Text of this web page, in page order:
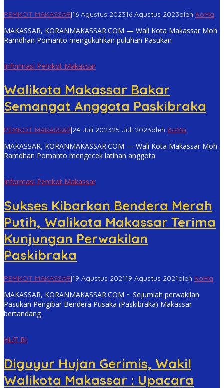
PEMKOT MAKASSAR|16 Agustus 202316 Agustus 2023oleh KoMa
MAKASSAR, KORANMAKASSAR.COM — Wali Kota Makassar Moh
Ramdhan Pomanto mengukuhkan puluhan Pasukan
Informasi Pemkot Makassar
Walikota Makassar Bakar
Semangat Anggota Paskibraka
PEMKOT MAKASSAR|24 Juli 202325 Juli 2023oleh KoMa
MAKASSAR, KORANMAKASSAR.COM — Wali Kota Makassar Moh
Ramdhan Pomanto mengecek latihan anggota
Informasi Pemkot Makassar
Sukses Kibarkan Bendera Merah
Putih, Walikota Makassar Terima
Kunjungan Perwakilan
Paskibraka
PEMKOT MAKASSAR|19 Agustus 202119 Agustus 2021oleh KoMa
MAKASSAR, KORANMAKASSAR.COM ~ Sejumlah perwakilan
Pasukan Pengibar Bendera Pusaka (Paskibraka) Makassar
bertandang
HUT RI
Diguyur Hujan Gerimis, Wakil
Walikota Makassar : Upacara